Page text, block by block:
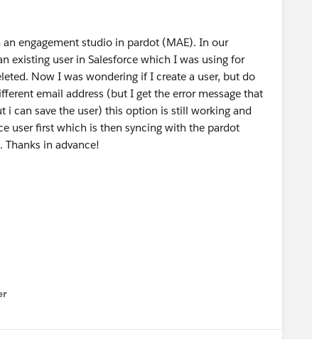
engagement studio in pardot (MAE). In our
existing user in Salesforce which I was using for
Now I was wondering if I create a user, but do
email address (but I get the error message that
i can save the user) this option is still working and
user first which is then syncing with the pardot
Thanks in advance!